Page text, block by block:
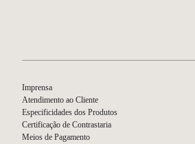
Imprensa
Atendimento ao Cliente
Especificidades dos Produtos
Certificação de Contrastaria
Meios de Pagamento